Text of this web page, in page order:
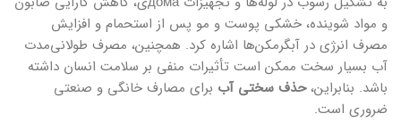
و مواد شوینده، خشکی پوست و مو پس از استحمام و افزایش
مصرف انرژی در آبگرمکن‌ها اشاره کرد. همچنین، مصرف طولانی‌مدت
آب بسیار سخت ممکن است تأثیرات منفی بر سلامت انسان داشته
باشد. بنابراین،حذف سختی آب برای مصارف خانگی و صنعتی
ضروری است.